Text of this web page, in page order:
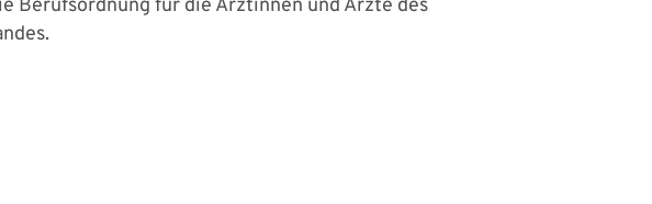
Berufsordnung für die Ärztinnen und Ärzte des